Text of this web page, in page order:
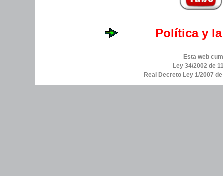
Política y
Esta web
Ley 34/2002 de
Real Decreto Ley 1/2007